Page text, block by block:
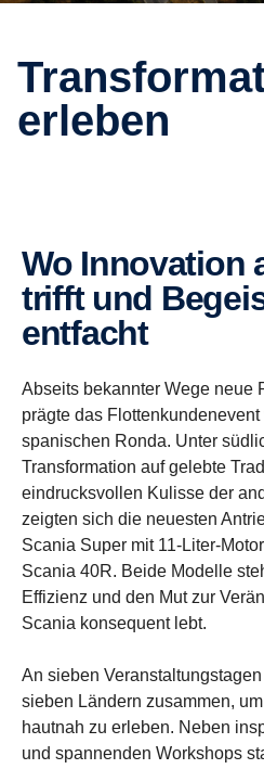
Transformation
erleben
Wo Innovation auf Tradition
trifft und
entfacht
Abseits bekannter Wege neue
prägte das
spanischen Ronda. Unter
Transformation auf gelebte
eindrucksvollen Kulisse der
zeigten sich die neuesten
Scania Super mit 11-Liter-
Scania 40R. Beide Modelle
Effizienz und den Mut zur
Scania konsequent lebt.
An sieben
sieben Ländern zusammen,
hautnah zu erleben. Neben
und spannenden Workshops